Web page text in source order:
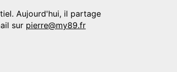
Aujourd'hui, il partage
sur pierre@my89.fr